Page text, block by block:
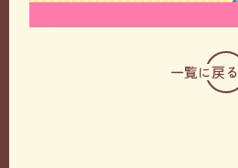
一覧に戻る